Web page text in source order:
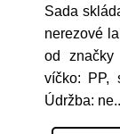
Sada
nerezové
od značky
víčko: PP,
Údržba: ne